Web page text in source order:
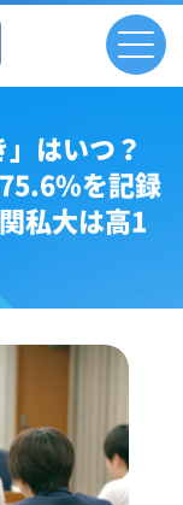
はいつ？
を記録
私大は高1